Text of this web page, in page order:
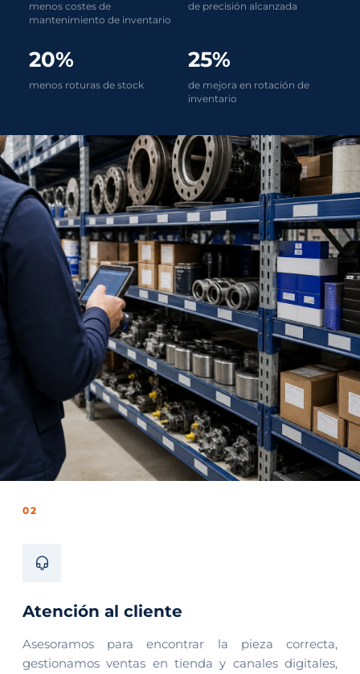
menos costes de
mantenimiento de inventario
de precisión alcanzada
20%
menos roturas de stock
25%
de mejora en rotación de
inventario
02
Atención al cliente
Asesoramos para encontrar la pieza correcta,
gestionamos ventas en tienda y canales digitales,